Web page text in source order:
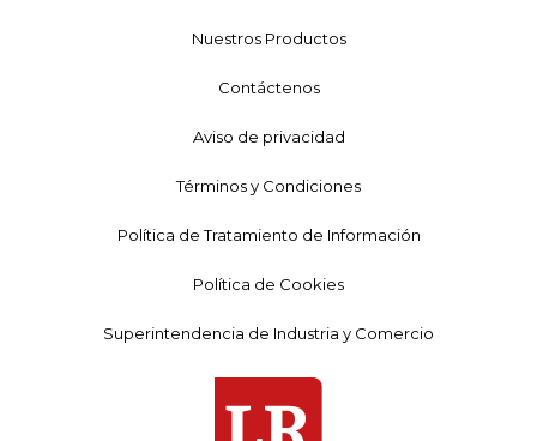
Nuestros Productos
Contáctenos
Aviso de privacidad
Términos y Condiciones
Política de Tratamiento de Información
Política de Cookies
Superintendencia de Industria y Comercio